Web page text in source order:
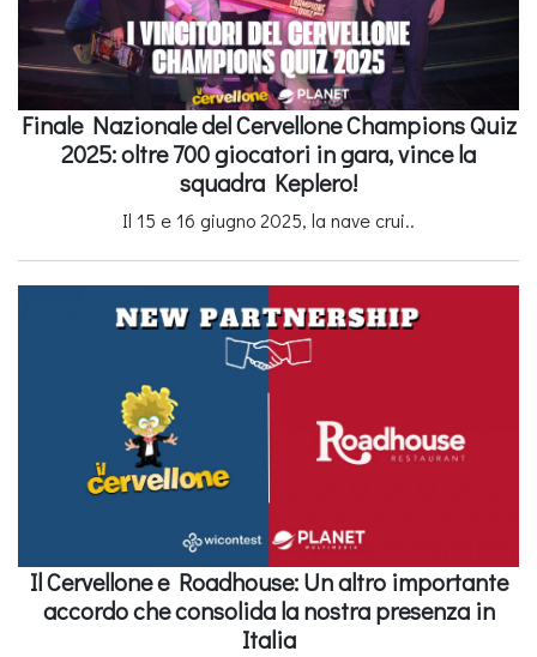
Finale Nazionale del Cervellone Champions Quiz
2025: oltre 700 giocatori in gara, vince la
squadra Keplero!
Il 15 e 16 giugno 2025, la nave crui..
Il Cervellone e Roadhouse: Un altro importante
accordo che consolida la nostra presenza in
Italia